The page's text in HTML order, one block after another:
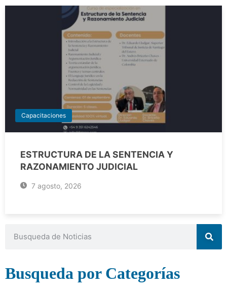
Capacitaciones
ESTRUCTURA DE LA SENTENCIA Y
RAZONAMIENTO JUDICIAL
7 agosto, 2026
Busqueda por Categorías